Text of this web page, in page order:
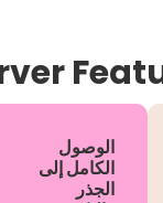
الوصول
الكامل إلى
الجذر